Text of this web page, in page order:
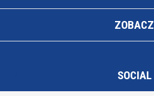
ZOBACZ
SOCIAL